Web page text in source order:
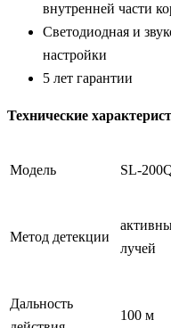
внутренней части
Светодиодная и
настройки
5 лет гарантии
Технические
Модель SL-
Метод детекции
лучей
Дальность
100 м